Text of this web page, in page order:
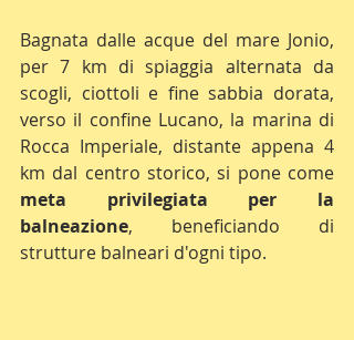
Bagnata dalle acque del mare Jonio,
per 7 km di spiaggia alternata da
scogli, ciottoli e fine sabbia dorata,
verso il confine Lucano, la marina di
Rocca Imperiale, distante appena 4
meta privilegiata per la
balneazione, beneficiando di
strutture balneari d'ogni tipo.